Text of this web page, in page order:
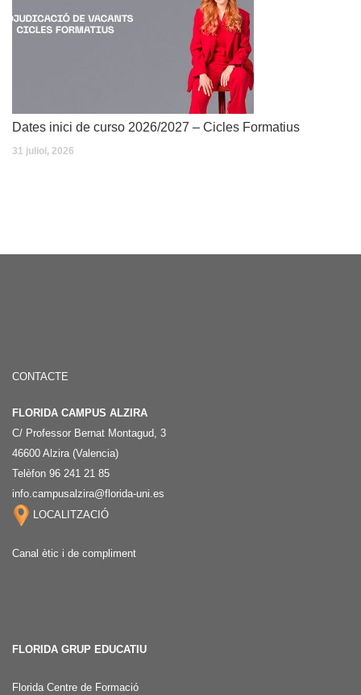
Dates inici de curso 2026/2027 – Cicles Formatius
31 juliol, 2026
CONTACTE
FLORIDA CAMPUS ALZIRA
C/ Professor Bernat Montagud, 3
46600 Alzira (Valencia)
Telèfon 96 241 21 85
info.campusalzira@florida-uni.es
LOCALITZACIÓ
Canal ètic i de compliment
FLORIDA GRUP EDUCATIU
Florida Centre de Formació